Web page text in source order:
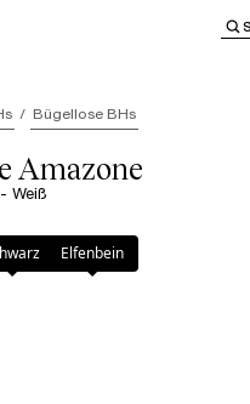
oder "Escape" um
Bügellose BHs
Amazone
Weiß
Elfenbein